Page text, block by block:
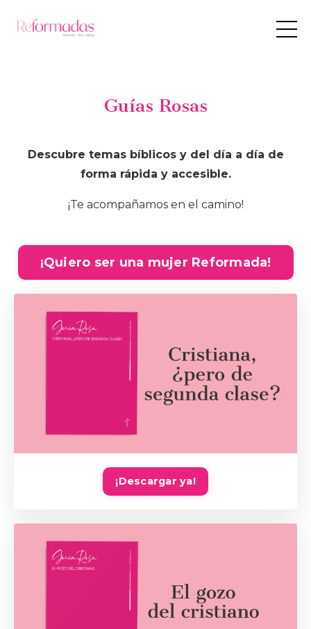
Guías Rosas
Descubre temas bíblicos y del día a día de
forma rápida y accesible.
¡Te acompañamos en el camino!
¡Quiero ser una mujer Reformada!
¡Descargar ya!